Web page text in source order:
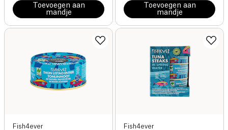
Toevoegen aan
mandje
Toevoegen aan
mandje
Fish4ever Fish4ever